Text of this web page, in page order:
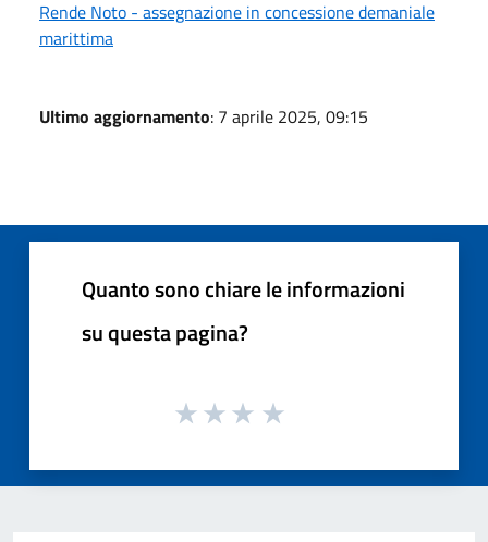
Rende Noto - assegnazione in concessione demaniale
marittima
Ultimo aggiornamento: 7 aprile 2025, 09:15
Quanto sono chiare le informazioni
su questa pagina?